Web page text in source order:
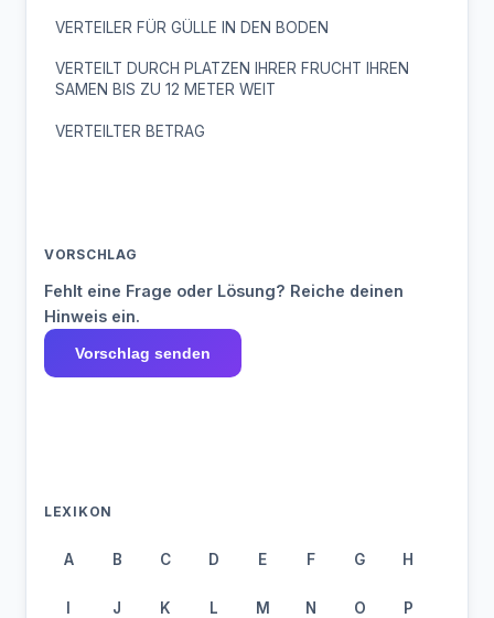
VERTEILER FÜR GÜLLE IN DEN BODEN
VERTEILT DURCH PLATZEN IHRER FRUCHT IHREN
SAMEN BIS ZU 12 METER WEIT
VERTEILTER BETRAG
VORSCHLAG
Fehlt eine Frage oder Lösung? Reiche deinen
Hinweis ein.
Vorschlag senden
LEXIKON
A B C D E F G H
I J K L M N O P